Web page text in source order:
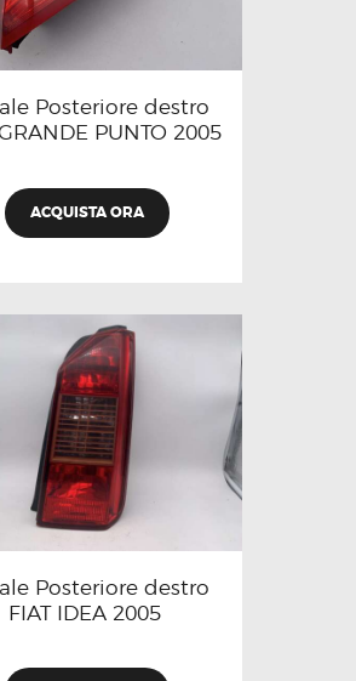
Posteriore destro
PUNTO 2005
ACQUISTA ORA
Posteriore destro
FIAT IDEA 2005